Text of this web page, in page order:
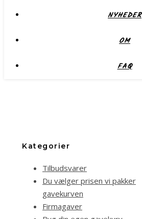
NYHEDER
OM
FAQ
Kategorier
Tilbudsvarer
Du vælger prisen vi pakker
gavekurven
Firmagaver